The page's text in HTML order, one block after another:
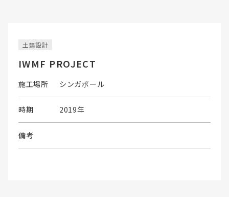
土建設計
IWMF PROJECT
施工場所 シンガポール
時期 2019年
備考